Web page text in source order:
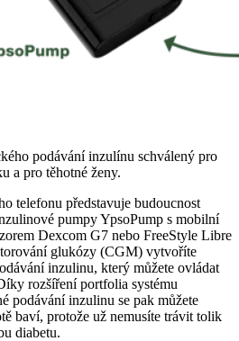
podávání inzulínu schválený pro
a pro těhotné ženy.
telefonu představuje budoucnost
pumpy YpsoPump s mobilní
Dexcom G7 nebo FreeStyle Libre
glukózy (CGM) vytvoříte
inzulinu, který můžete ovládat
rozšíření portfolia systému
podávání inzulinu se pak můžete
baví, protože už nemusíte trávit tolik
diabetu.